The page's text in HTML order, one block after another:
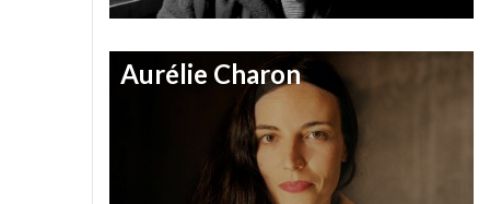
Aurélie Charon